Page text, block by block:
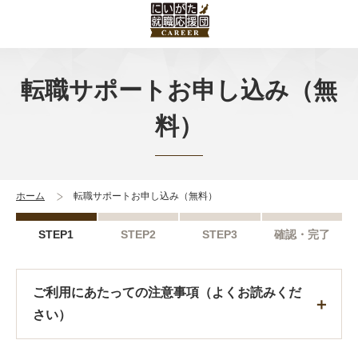
転職サポートお申し込み（無
料）
ホーム 転職サポートお申し込み（無料）
STEP1 STEP2 STEP3 確認・完了
ご利用にあたっての注意事項（よくお読みくだ
さい）